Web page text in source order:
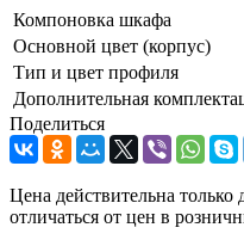
Компоновка шкафа
Основной цвет (корпус)
Тип и цвет профиля
Дополнительная
Поделиться
Цена действительна
отличаться от цен в